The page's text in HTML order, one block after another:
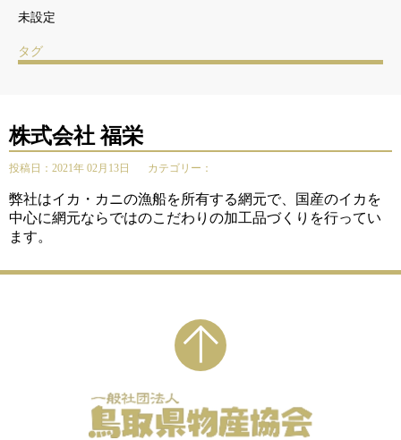
未設定
タグ
株式会社 福栄
投稿日：2021年 02月13日 カテゴリー：
弊社はイカ・カニの漁船を所有する網元で、国産のイカを
中心に網元ならではのこだわりの加工品づくりを行ってい
ます。